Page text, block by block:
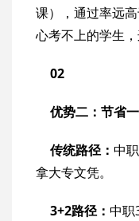
课），通过率远
心考不上的学生，
02
优势二：节省
传统路径： 中
拿大专文凭。
3+2路径： 中